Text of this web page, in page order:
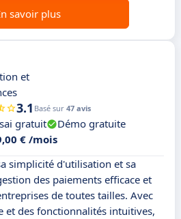
savoir plus
et
3.1 Basé sur 47 avis
gratuit
Démo gratuite
€ /mois
simplicité d'utilisation et sa
des paiements efficace et
de toutes tailles. Avec
et des fonctionnalités intuitives,